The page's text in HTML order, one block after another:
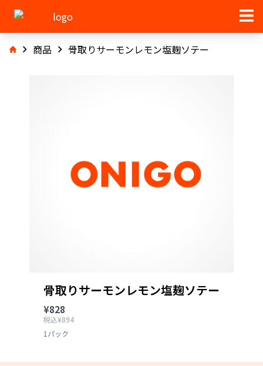
商品 骨取りサーモンレモン塩麹ソテー
骨取りサーモンレモン塩麹ソテー
¥828
税込¥894
1パック